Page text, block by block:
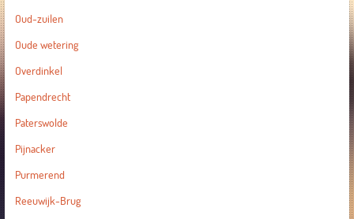
Oud-zuilen
Oude wetering
Overdinkel
Papendrecht
Paterswolde
Pijnacker
Purmerend
Reeuwijk-Brug